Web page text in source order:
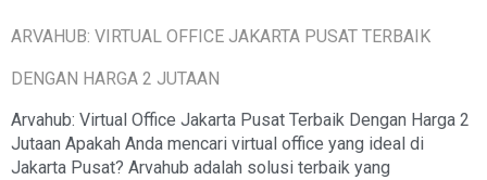
ARVAHUB: VIRTUAL OFFICE JAKARTA PUSAT TERBAIK
DENGAN HARGA 2 JUTAAN
Arvahub: Virtual Office Jakarta Pusat Terbaik Dengan Harga 2
Jutaan Apakah Anda mencari virtual office yang ideal di
Jakarta Pusat? Arvahub adalah solusi terbaik yang